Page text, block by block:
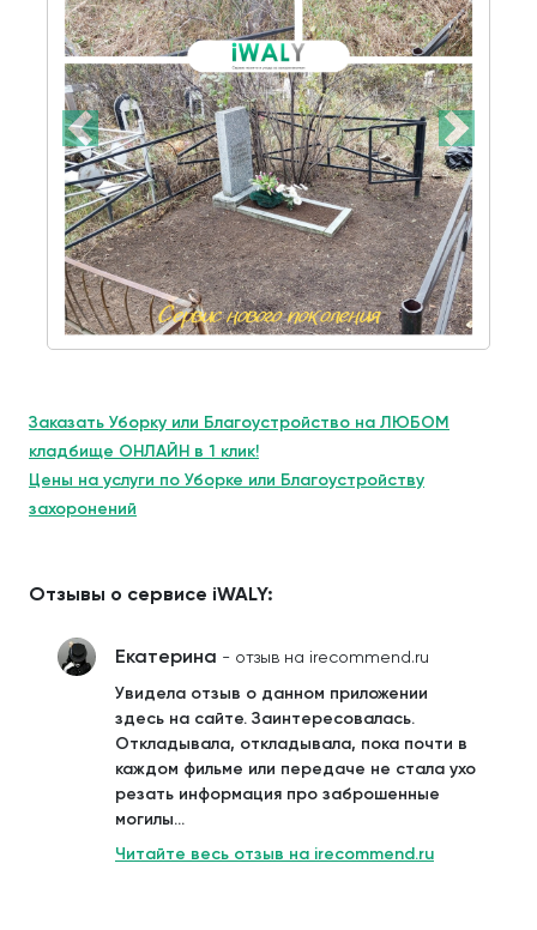
Заказать Уборку или Благоустройство на ЛЮБОМ
кладбище ОНЛАЙН в 1 клик!
Цены на услуги по Уборке или Благоустройству
захоронений
Отзывы о сервисе iWALY:
Екатерина - отзыв на irecommend.ru
Увидела отзыв о данном приложении
здесь на сайте. Заинтересовалась.
Откладывала, откладывала, пока почти в
каждом фильме или передаче не стала ухо
резать информация про заброшенные
могилы...
Читайте весь отзыв на irecommend.ru